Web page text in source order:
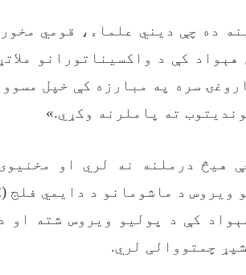
ده چې دیني علماء، قومي
کې د واکسیناتورانو
سره په مبارزه کې خپل
ته پاملرنه وکړي.»
هیڅ درملنه نه لري او
ویروس د ماشومانو د دایمي فلج
کې د پولیو ویروس شته او
چمتووالی لري.